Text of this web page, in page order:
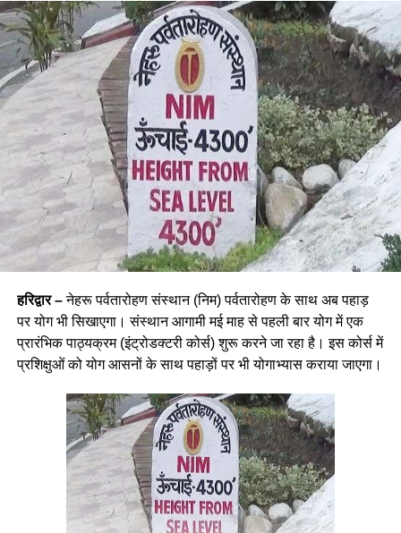
हरिद्वार –नेहरू पर्वतारोहण संस्थान (निम) पर्वतारोहण के साथ अब पहाड़
पर योग भी सिखाएगा। संस्थान आगामी मई माह से पहली बार योग में एक
प्रारंभिक पाठ्यक्रम (इंट्रोडक्टरी कोर्स) शुरू करने जा रहा है। इस कोर्स में
प्रशिक्षुओं को योग आसनों के साथ पहाड़ों पर भी योगाभ्यास कराया जाएगा।